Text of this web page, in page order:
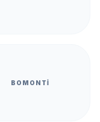
BOMONTI